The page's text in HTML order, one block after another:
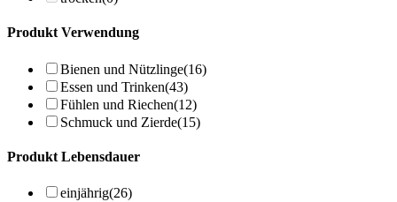
Produkt Verwendung
Bienen und Nützlinge(16)
Essen und Trinken(43)
Fühlen und Riechen(12)
Schmuck und Zierde(15)
Produkt Lebensdauer
einjährig(26)